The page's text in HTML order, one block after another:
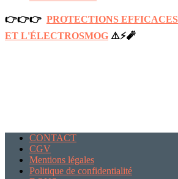
👉👉👉 PROTECTIONS
ET L'ÉLECTROSMOG ⚠️⚡️🧨
CONTACT
CGV
Mentions légales
Politique de confidentialité